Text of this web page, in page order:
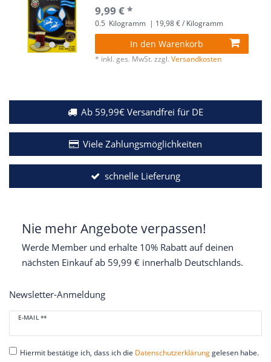
9,99 € *
0.5 Kilogramm | 19,98 € / Kilogramm
In den Warenkorb
* inkl. ges. MwSt. zzgl.Versandkosten
Ab 59,99€ Versandfrei für DE
Viele Zahlungsmöglichkeiten
schnelle Lieferung
Nie mehr Angebote verpassen!
Werde Member und erhalte 10% Rabatt auf deinen
nächsten Einkauf ab 59,99 € innerhalb Deutschlands.
Newsletter-Anmeldung
E-MAIL **
Newsletter
Honig
Hiermit bestätige ich, dass ich die Daten­schutz­erklärunggelesen habe.